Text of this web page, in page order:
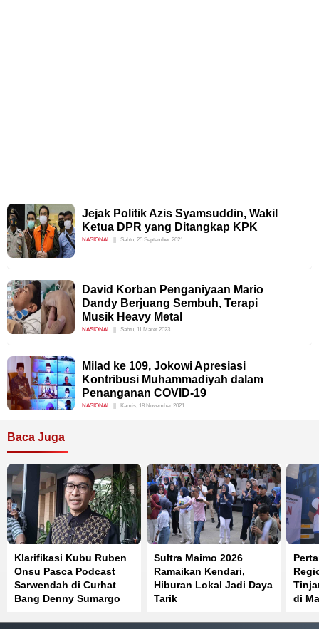
Jejak Politik Azis Syamsuddin, Wakil
Ketua DPR yang Ditangkap KPK
NASIONAL Sabtu, 25 September 2021
David Korban Penganiyaan Mario
Dandy Berjuang Sembuh, Terapi
Musik Heavy Metal
NASIONAL Sabtu, 11 Maret 2023
Milad ke 109, Jokowi Apresiasi
Kontribusi Muhammadiyah dalam
Penanganan COVID-19
NASIONAL Kamis, 18 November 2021
Baca Juga
Klarifikasi Kubu Ruben
Onsu Pasca Podcast
Sarwendah di Curhat
Bang Denny Sumargo
Sultra Maimo 2026
Ramaikan Kendari,
Hiburan Lokal Jadi Daya
Tarik
di